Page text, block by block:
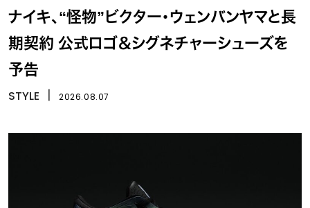
ナイキ、“怪物”ビクター・ウェンバンヤマと長
期契約 公式ロゴ＆シグネチャーシューズを
予告
STYLE 2026.08.07